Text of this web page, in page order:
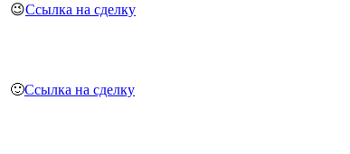
😉Ссылка на сделку
🙂Ссылка на сделку